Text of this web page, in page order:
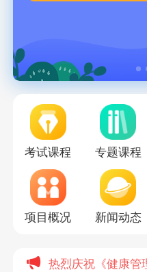
考试课程 专题课程
项目概况 新闻动态
热烈庆祝《健康管